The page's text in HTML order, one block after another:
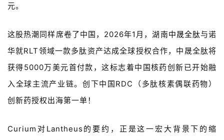
元。
这股热潮同样席卷了中国， 2026年1 月，湖南中晟全肽与诺
华就RLT领域一款多肽资产达成全球授权合作，中晟全肽将
获得5000万美元首付款，这标志着中国核药创新已开始融
入全球主流产业链。创下中国 RDC
（多肽核素偶联药物）
创新药授权出海第一单！
Curium 对 Lantheus 的要约，正是这一宏大背景下的缩